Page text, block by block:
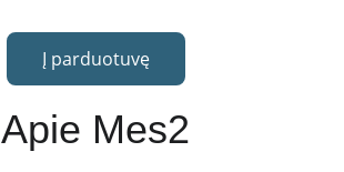
Į parduotuvę
Apie Mes2